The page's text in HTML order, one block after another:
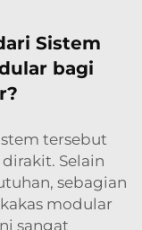
Sistem
bagi
tersebut
Selain
sebagian
modular
sangat